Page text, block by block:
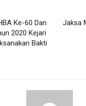
Ke-60 Dan
2020 Kejari
Bakti
Jaksa